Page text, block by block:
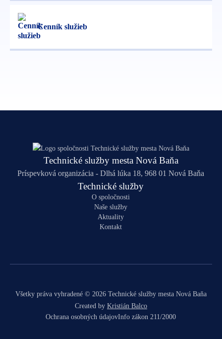
Cenník služieb
Technické služby mesta Nová Baňa
Príspevková organizácia - Dlhá lúka 18, 968 01 Nová Baňa
Technické služby
O spoločnosti
Naše služby
Aktuality
Kontakt
Všetky práva vyhradené © 2026 Technické služby mesta Nová Baňa
Created by Kristián Balco
Ochrana osobných údajovInfo zákon 211/2000